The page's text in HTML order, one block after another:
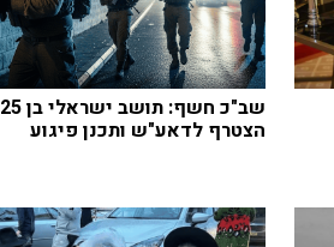
שב"כ חשף: תושב ישראלי בן 25
הצטרף לדאע"ש ותכנן פיגוע